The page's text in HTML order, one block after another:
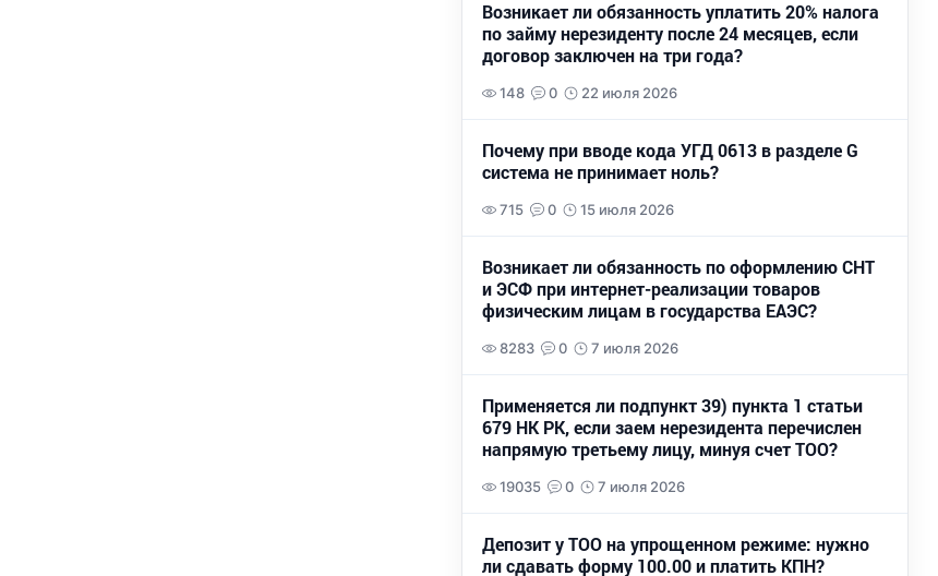
Возникает ли обязанность уплатить 20% налога
по займу нерезиденту после 24 месяцев, если
договор заключен на три года?
148 0 22 июля 2026
Почему при вводе кода УГД 0613 в разделе G
система не принимает ноль?
715 0 15 июля 2026
Возникает ли обязанность по оформлению СНТ
и ЭСФ при интернет-реализации товаров
физическим лицам в государства ЕАЭС?
8283 0 7 июля 2026
Применяется ли подпункт 39) пункта 1 статьи
679 НК РК, если заем нерезидента перечислен
напрямую третьему лицу, минуя счет ТОО?
19035 0 7 июля 2026
Депозит у ТОО на упрощенном режиме: нужно
ли сдавать форму 100.00 и платить КПН?